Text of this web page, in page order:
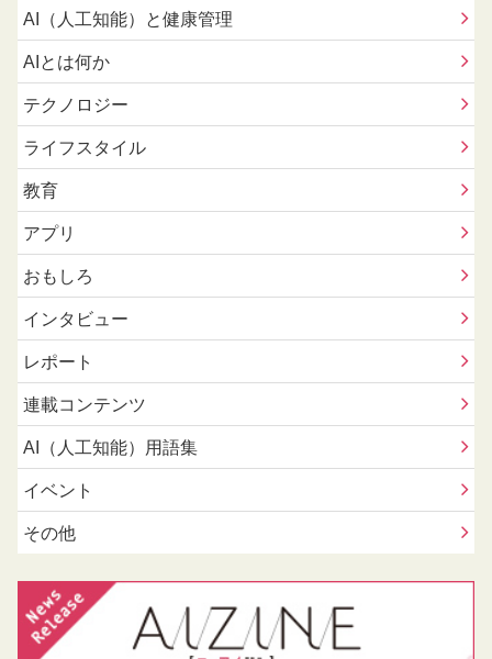
AI（人工知能）と健康管理
AIとは何か
テクノロジー
ライフスタイル
教育
アプリ
おもしろ
インタビュー
レポート
連載コンテンツ
AI（人工知能）用語集
イベント
その他